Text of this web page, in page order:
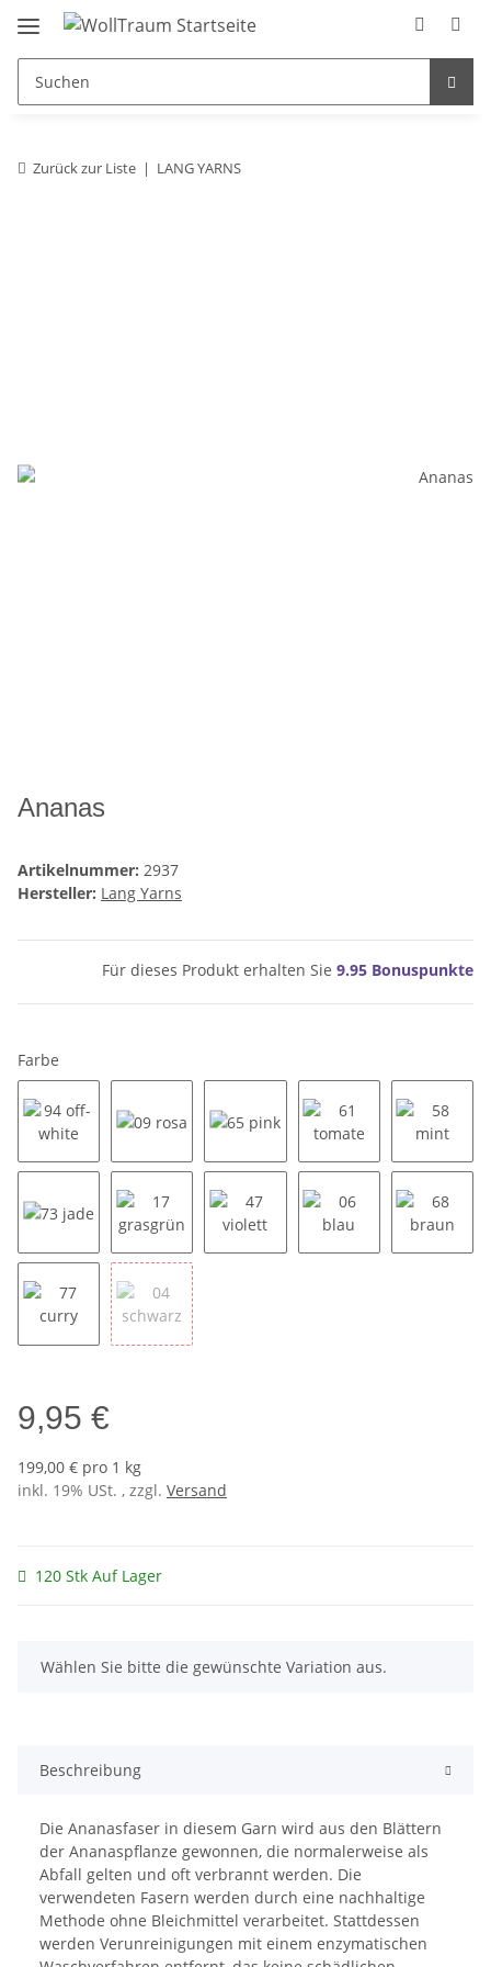
Zurück zur Liste LANG YARNS
Ananas
Artikelnummer: 2937
Hersteller: Lang Yarns
Für dieses Produkt erhalten Sie 9.95 Bonuspunkte
Farbe
94 off-white 09 rosa 65 pink 61 tomate 58 mint
73 jade 17 grasgrün
9,95 €
199,00 € pro 1 kg
inkl. 19% USt. , zzgl. Versand
120 Stk Auf Lager
x
Wählen Sie bitte die gewünschte Variation aus.
Beschreibung
Die Ananasfaser in diesem Garn wird aus den Blättern
der Ananaspflanze gewonnen, die normalerweise als
Abfall gelten und oft verbrannt werden. Die
verwendeten Fasern werden durch eine nachhaltige
Methode ohne Bleichmittel verarbeitet. Stattdessen
werden Verunreinigungen mit einem enzymatischen